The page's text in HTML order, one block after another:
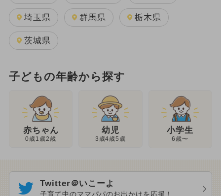
埼玉県 群馬県 栃木県
茨城県
子どもの年齢から探す
赤ちゃん
0歳1歳2歳
幼児
3歳4歳5歳
小学生
6歳〜
Twitter＠いこーよ
子育て中のママパパのお出かけを応援！